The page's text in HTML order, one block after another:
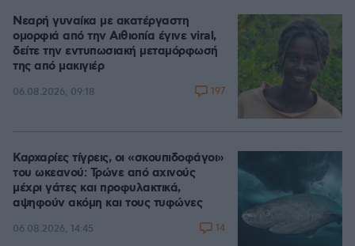
Νεαρή γυναίκα με ακατέργαστη
ομορφιά από την Αιθιοπία έγινε viral,
δείτε την εντυπωσιακή μεταμόρφωσή
της από μακιγιέρ
06.08.2026, 09:18 197
Καρχαρίες τίγρεις, οι «σκουπιδοφάγοι»
του ωκεανού: Τρώνε από αχινούς
μέχρι γάτες και προφυλακτικά,
αψηφούν ακόμη και τους τυφώνες
06.08.2026, 14:45 14